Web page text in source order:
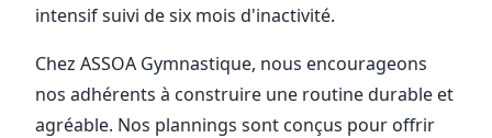
intensif suivi de six mois d'inactivité.
Chez ASSOA Gymnastique, nous encourageons
nos adhérents à construire une routine durable et
agréable. Nos plannings sont conçus pour offrir